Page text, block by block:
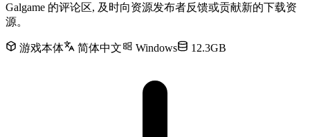
Galgame 的评论区, 及时向资源发布者反馈或贡献新的下载资
源。
游戏本体 简体中文 Windows 12.3GB